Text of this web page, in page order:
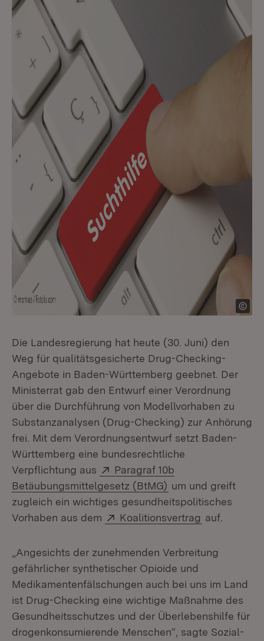
Die Landesregierung hat heute (30. Juni) den
Weg für qualitätsgesicherte Drug-Checking-
Angebote in Baden-Württemberg geebnet. Der
Ministerrat gab den Entwurf einer Verordnung
über die Durchführung von Modellvorhaben zu
Substanzanalysen (Drug-Checking) zur Anhörung
frei. Mit dem Verordnungsentwurf setzt Baden-
Württemberg eine bundesrechtliche
Verpflichtung aus
Extern:
Paragraf 10b
Betäubungsmittelgesetz (BtMG) (Öffnet in neuem
um und greift
zugleich ein wichtiges gesundheitspolitisches
Vorhaben aus dem
Extern:
Koalitionsvertrag (Öffnet in
auf.
„Angesichts der zunehmenden Verbreitung
gefährlicher synthetischer Opioide und
Medikamentenfälschungen auch bei uns im Land
ist Drug-Checking eine wichtige Maßnahme des
Gesundheitsschutzes und der Überlebenshilfe für
drogenkonsumierende Menschen“, sagte Sozial-